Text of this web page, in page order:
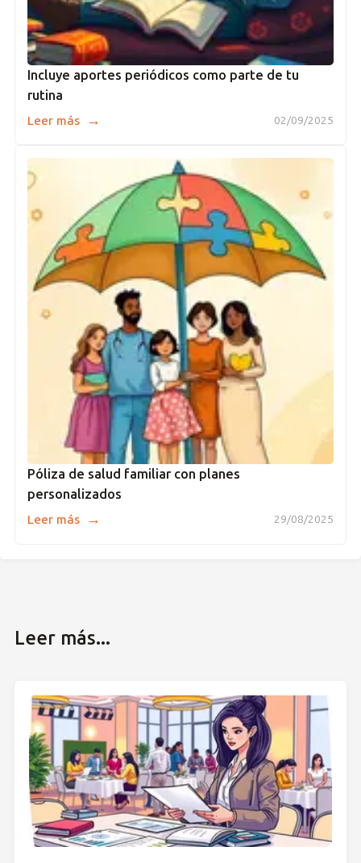
Incluye aportes periódicos como parte de tu
rutina
02/09/2025
Leer más →
Póliza de salud familiar con planes
personalizados
29/08/2025
Leer más →
Leer más...